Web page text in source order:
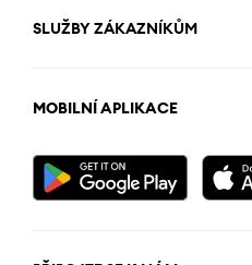
SLUŽBY ZÁKAZNÍKŮM
MOBILNÍ APLIKACE